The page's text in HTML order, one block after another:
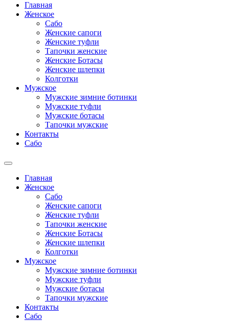
Главная
Женское
Сабо
Женские сапоги
Женские туфли
Тапочки женские
Женские Ботасы
Женские шлепки
Колготки
Мужское
Мужские зимние ботинки
Мужские туфли
Мужские ботасы
Тапочки мужские
Контакты
Сабо
Главная
Женское
Сабо
Женские сапоги
Женские туфли
Тапочки женские
Женские Ботасы
Женские шлепки
Колготки
Мужское
Мужские зимние ботинки
Мужские туфли
Мужские ботасы
Тапочки мужские
Контакты
Сабо